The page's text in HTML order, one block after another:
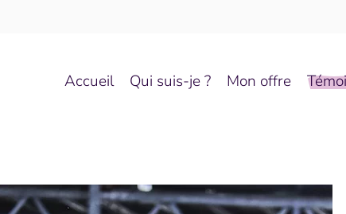
Accueil Qui suis-je ? Mon offre